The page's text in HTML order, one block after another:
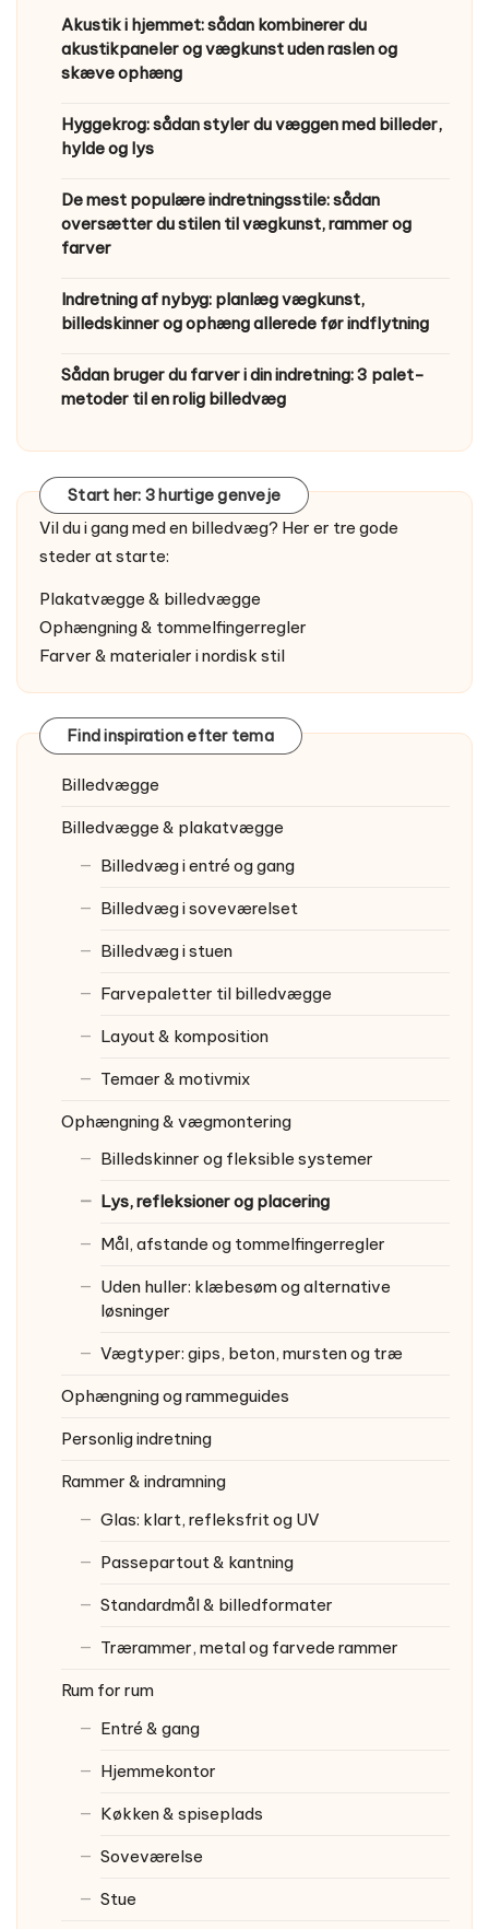
Akustik i hjemmet: sådan kombinerer du
akustikpaneler og vægkunst uden raslen og
skæve ophæng
Hyggekrog: sådan styler du væggen med billeder,
hylde og lys
De mest populære indretningsstile: sådan
oversætter du stilen til vægkunst, rammer og
farver
Indretning af nybyg: planlæg vægkunst,
billedskinner og ophæng allerede før indflytning
Sådan bruger du farver i din indretning: 3 palet-
metoder til en rolig billedvæg
Start her: 3 hurtige genveje
Vil du i gang med en billedvæg? Her er tre gode
steder at starte:
Plakatvægge & billedvægge
Ophængning & tommelfingerregler
Farver & materialer i nordisk stil
Find inspiration efter tema
Billedvægge
Billedvægge & plakatvægge
Billedvæg i entré og gang
Billedvæg i soveværelset
Billedvæg i stuen
Farvepaletter til billedvægge
Layout & komposition
Temaer & motivmix
Ophængning & vægmontering
Billedskinner og fleksible systemer
Lys, refleksioner og placering
Mål, afstande og tommelfingerregler
Uden huller: klæbesøm og alternative
løsninger
Vægtyper: gips, beton, mursten og træ
Ophængning og rammeguides
Personlig indretning
Rammer & indramning
Glas: klart, refleksfrit og UV
Passepartout & kantning
Standardmål & billedformater
Trærammer, metal og farvede rammer
Rum for rum
Entré & gang
Hjemmekontor
Køkken & spiseplads
Soveværelse
Stue